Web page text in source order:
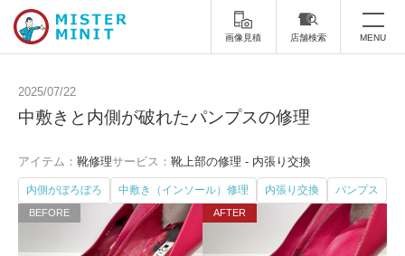
画像見積 店舗検索 MENU
ミスターミニットについて
修理サービス・料金
スーツケース修理 靴修理
スニーカー修理
2025/07/22
中敷きと内側が破れたパンプスの修理
アイテム： 靴修理サービス： 靴上部の修理 - 内張り交換
内側がぼろぼろ 中敷き（インソール）修理 内張り交換 パンプス